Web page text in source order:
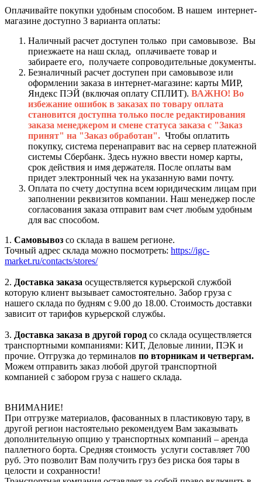
Оплачивайте покупки удобным способом. В нашем интернет-
магазине доступно 3 варианта оплаты:
Наличный расчет доступен только при самовывозе. Вы
приезжаете на наш склад, оплачиваете товар и
забираете его, получаете сопроводительные документы.
Безналичный расчет доступен при самовывозе или
оформлении заказа в интернет-магазине: карты МИР,
Яндекс ПЭЙ (включая оплату СПЛИТ). ВАЖНО! Во
избежание ошибок в заказах по товару оплата
становится доступна только после редактирования
заказа менеджером и смене статуса заказа с "Заказ
принят" на "Заказ обработан". Чтобы оплатить
покупку, система перенаправит вас на сервер платежной
системы Сбербанк. Здесь нужно ввести номер карты,
срок действия и имя держателя. После оплаты вам
придет электронный чек на указанную вами почту.
Оплата по счету доступна всем юридическим лицам при
заполнении реквизитов компании. Наш менеджер после
согласования заказа отправит вам счет любым удобным
для вас способом.
1. Самовывоз со склада в вашем регионе.
Точный адрес склада можно посмотреть: https://igc-
market.ru/contacts/stores/
2. Доставка заказа осуществляется курьерской службой
которую клиент вызывает самостоятельно. Забор груза с
нашего склада по будням с 9.00 до 18.00. Стоимость доставки
зависит от тарифов курьерской службы.
3. Доставка заказа в другой город со склада осуществляется
транспортными компаниями: КИТ, Деловые линии, ПЭК и
прочие. Отгрузка до терминалов по вторникам и четвергам.
Можем отправить заказ любой другой транспортной
компанией с забором груза с нашего склада.
ВНИМАНИЕ!
При отгрузке материалов, фасованных в пластиковую тару, в
другой регион настоятельно рекомендуем Вам заказывать
дополнительную опцию у транспортных компаний – аренда
паллетного борта. Средняя стоимость услуги составляет 700
руб. Это позволит Вам получить груз без риска боя тары в
целости и сохранности!